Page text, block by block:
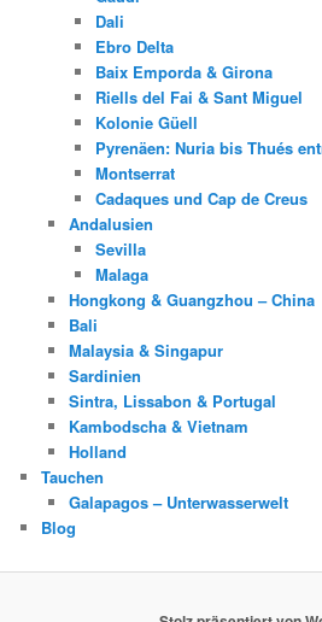
Dali
Ebro Delta
Baix Emporda & Girona
Riells del Fai & Sant Miguel
Kolonie Güell
Pyrenäen: Nuria bis Thués
Montserrat
Cadaques und Cap de Creus
Andalusien
Sevilla
Malaga
Hongkong & Guangzhou – China
Bali
Malaysia & Singapur
Sardinien
Sintra, Lissabon & Portugal
Kambodscha & Vietnam
Holland
Tauchen
Galapagos – Unterwasserwelt
Blog